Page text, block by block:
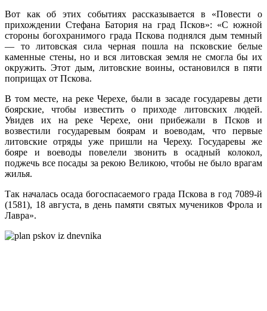
Вот как об этих событиях рассказывается в «Повести о
прихождении Стефана Батория на град Псков»: «С южной
стороны богохранимого града Пскова поднялся дым темный
— то литовская сила черная пошла на псковские белые
каменные стены, но и вся литовская земля не смогла бы их
окружить. Этот дым, литовские воины, остановился в пяти
поприщах от Пскова.
В том месте, на реке Черехе, были в засаде государевы дети
боярские, чтобы известить о приходе литовских людей.
Увидев их на реке Черехе, они прибежали в Псков и
возвестили государевым боярам и воеводам, что первые
литовские отряды уже пришли на Череху. Государевы же
бояре и воеводы повелели звонить в осадный колокол,
поджечь все посады за рекою Великою, чтобы не было врагам
жилья.
Так началась осада богоспасаемого града Пскова в год 7089-й
(1581), 18 августа, в день памяти святых мучеников Фрола и
Лавра».